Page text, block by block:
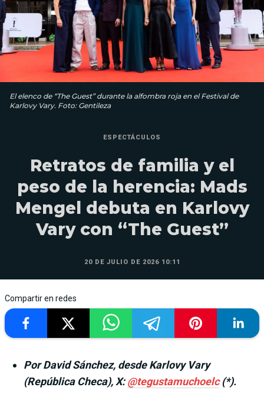
El elenco de “The Guest” durante la alfombra roja en el Festival de
Karlovy Vary. Foto: Gentileza
ESPECTÁCULOS
Retratos de familia y el
peso de la herencia: Mads
Mengel debuta en Karlovy
Vary con “The Guest”
20 DE JULIO DE 2026 10:11
Compartir en redes
Por David Sánchez, desde Karlovy Vary
(República Checa), X:@tegustamuchoelc(*).